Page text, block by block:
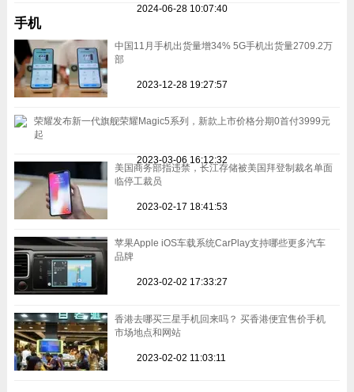
2024-06-28 10:07:40
手机
中国11月手机出货量增34% 5G手机出货量2709.2万
部
2023-12-28 19:27:57
荣耀发布新一代旗舰荣耀Magic5系列，新款上市价格分期0首付3999元
起
2023-03-06 16:12:32
美国商务部指违禁，长江存储被美国拜登制裁名单面
临停工裁员
2023-02-17 18:41:53
苹果Apple iOS车载系统CarPlay支持哪些更多汽车
品牌
2023-02-02 17:33:27
香港去哪买三星手机回来吗？ 买香港便宜售价手机
市场地点和网站
2023-02-02 11:03:11